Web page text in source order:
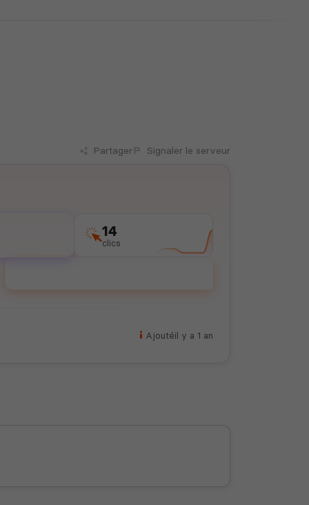
Partager Signaler le serveur
14
clics
Ajoutéil y a 1 an